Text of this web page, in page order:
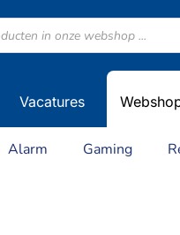
Vacatures
Alarm Gaming